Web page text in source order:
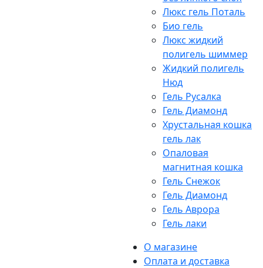
Люкс гель Поталь
Био гель
Люкс жидкий
полигель шиммер
Жидкий полигель
Нюд
Гель Русалка
Гель Диамонд
Хрустальная кошка
гель лак
Опаловая
магнитная кошка
Гель Снежок
Гель Диамонд
Гель Аврора
Гель лаки
О магазине
Оплата и доставка